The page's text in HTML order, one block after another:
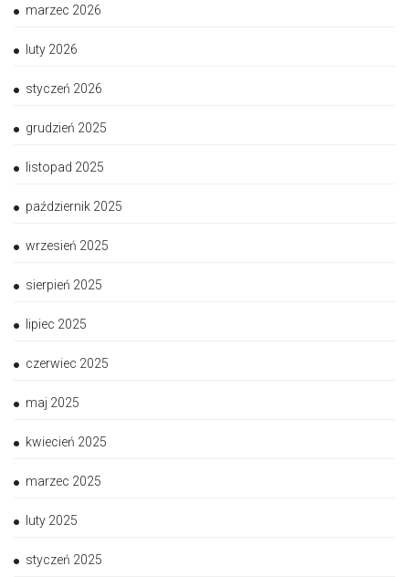
marzec 2026
luty 2026
styczeń 2026
grudzień 2025
listopad 2025
październik 2025
wrzesień 2025
sierpień 2025
lipiec 2025
czerwiec 2025
maj 2025
kwiecień 2025
marzec 2025
luty 2025
styczeń 2025